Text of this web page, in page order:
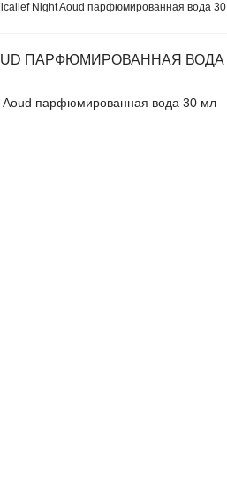
Night Aoud парфюмированная вода
ПАРФЮМИРОВАННАЯ ВОДА